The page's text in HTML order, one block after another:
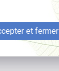
et fermer